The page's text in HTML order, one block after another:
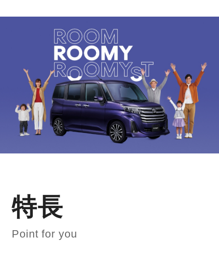
特長
Point for you